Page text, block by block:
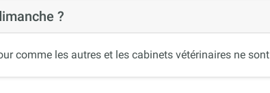
?
comme les autres et les cabinets vétérinaires ne